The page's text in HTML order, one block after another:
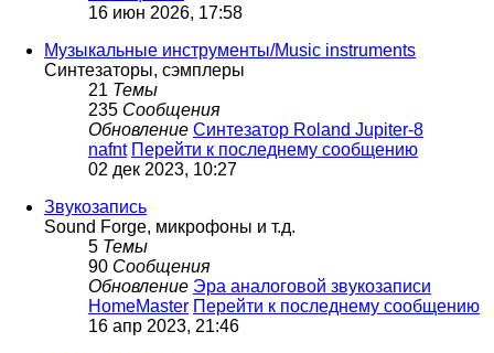
16 июн 2026, 17:58
Музыкальные инструменты/Music instruments
Синтезаторы, сэмплеры
21 Темы
235 Сообщения
Обновление Синтезатор Roland Jupiter-8
nafnt Перейти к последнему сообщению
02 дек 2023, 10:27
Звукозапись
Sound Forge, микрофоны и т.д.
5 Темы
90 Сообщения
Обновление Эра аналоговой звукозаписи
HomeMaster Перейти к последнему сообщению
16 апр 2023, 21:46